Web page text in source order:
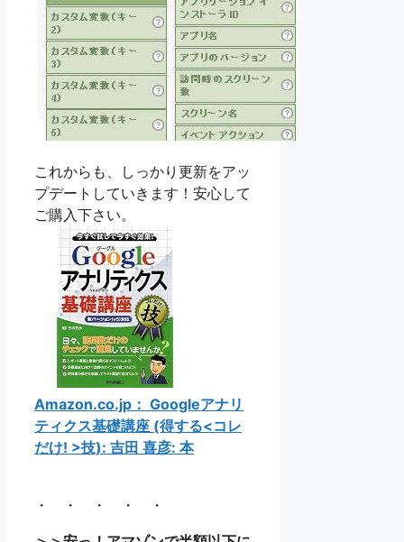
これからも、しっかり更新をアッ
プデートしていきます！安心して
ご購入下さい。
Amazon.co.jp： Googleアナリ
ティクス基礎講座 (得する<コレ
だけ! >技): 吉田 喜彦: 本
・ ・ ・ ・ ・